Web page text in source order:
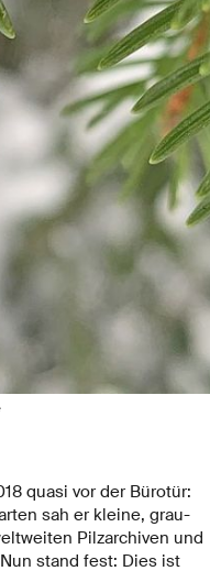
quasi vor der Bürotür:
sah er kleine, grau-
Pilzarchiven und
stand fest: Dies ist